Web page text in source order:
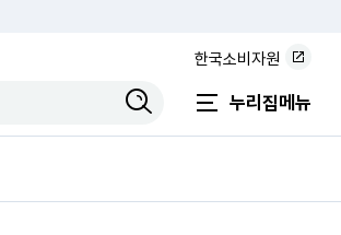
한국소비자원
누리집메뉴